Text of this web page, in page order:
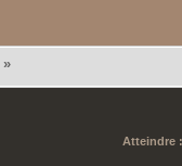
»
Atteindre :